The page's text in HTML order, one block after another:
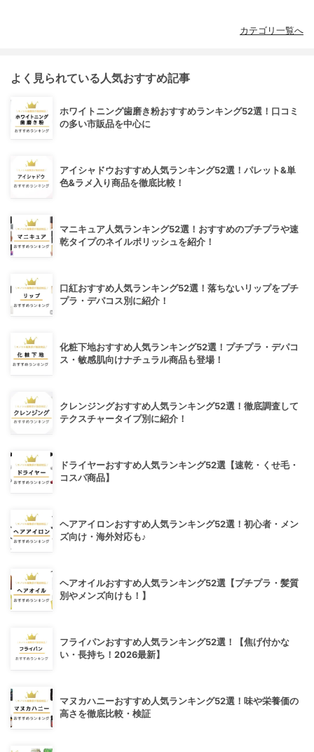
カテゴリ一覧へ
よく見られている人気おすすめ記事
ホワイトニング歯磨き粉おすすめランキング52選！口コミ
の多い市販品を中心に
アイシャドウおすすめ人気ランキング52選！パレット&単
色&ラメ入り商品を徹底比較！
マニキュア人気ランキング52選！おすすめのプチプラや速
乾タイプのネイルポリッシュを紹介！
口紅おすすめ人気ランキング52選！落ちないリップをプチ
プラ・デパコス別に紹介！
化粧下地おすすめ人気ランキング52選！プチプラ・デパコ
ス・敏感肌向けナチュラル商品も登場！
クレンジングおすすめ人気ランキング52選！徹底調査して
テクスチャータイプ別に紹介！
ドライヤーおすすめ人気ランキング52選【速乾・くせ毛・
コスパ商品】
ヘアアイロンおすすめ人気ランキング52選！初心者・メン
ズ向け・海外対応も♪
ヘアオイルおすすめ人気ランキング52選【プチプラ・髪質
別やメンズ向けも！】
フライパンおすすめ人気ランキング52選！【焦げ付かな
い・長持ち！2026最新】
マヌカハニーおすすめ人気ランキング52選！味や栄養価の
高さを徹底比較・検証